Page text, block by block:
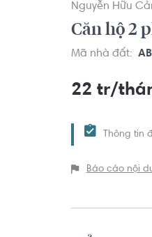
Nguyễn Hữu
Mã nhà đất:
22 tr/
Thông tin
Báo cáo nội